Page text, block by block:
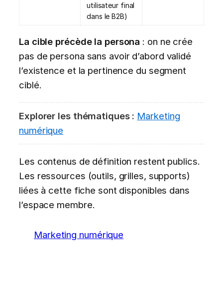
utilisateur final
dans le B2B)
La cible précède la persona : on ne crée
pas de persona sans avoir d’abord validé
l’existence et la pertinence du segment
ciblé.
Explorer les thématiques : Marketing
numérique
Les contenus de définition restent publics.
Les ressources (outils, grilles, supports)
liées à cette fiche sont disponibles dans
l’espace membre.
Marketing numérique